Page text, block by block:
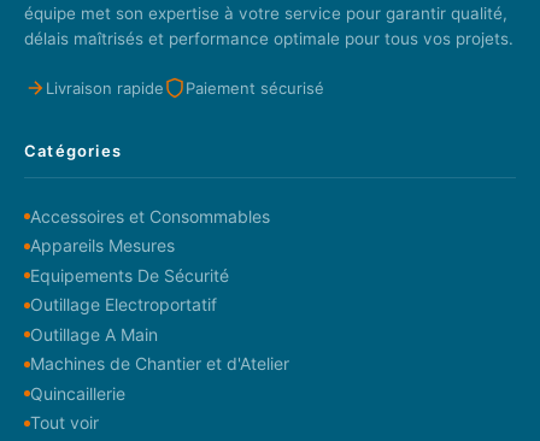
équipe met son expertise à votre service pour garantir qualité,
délais maîtrisés et performance optimale pour tous vos projets.
Livraison rapide Paiement sécurisé
Catégories
Accessoires et Consommables
Appareils Mesures
Equipements De Sécurité
Outillage Electroportatif
Outillage A Main
Machines de Chantier et d'Atelier
Quincaillerie
Tout voir